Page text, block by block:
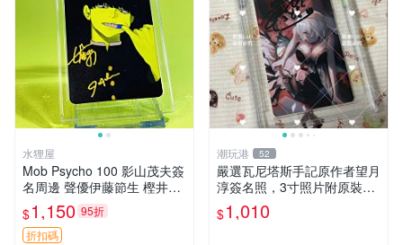
水狸屋
Mob Psycho 100 影山茂夫簽
名周邊 聲優伊藤節生 樫井孝
宏真跡 馴良新隆親筆簽名照
3寸裝幀原盒 中古珍藏 靈幻
新隆 Mob Psycho
$1,150 95折
折扣碼
潮玩港 52
嚴選瓦尼塔斯手記原作者望月
淳簽名照，3寸照片附原裝卡
磚。 簽名保真收藏相框裝裱
隨行發送 照片 簽名周邊 望月
$1,010